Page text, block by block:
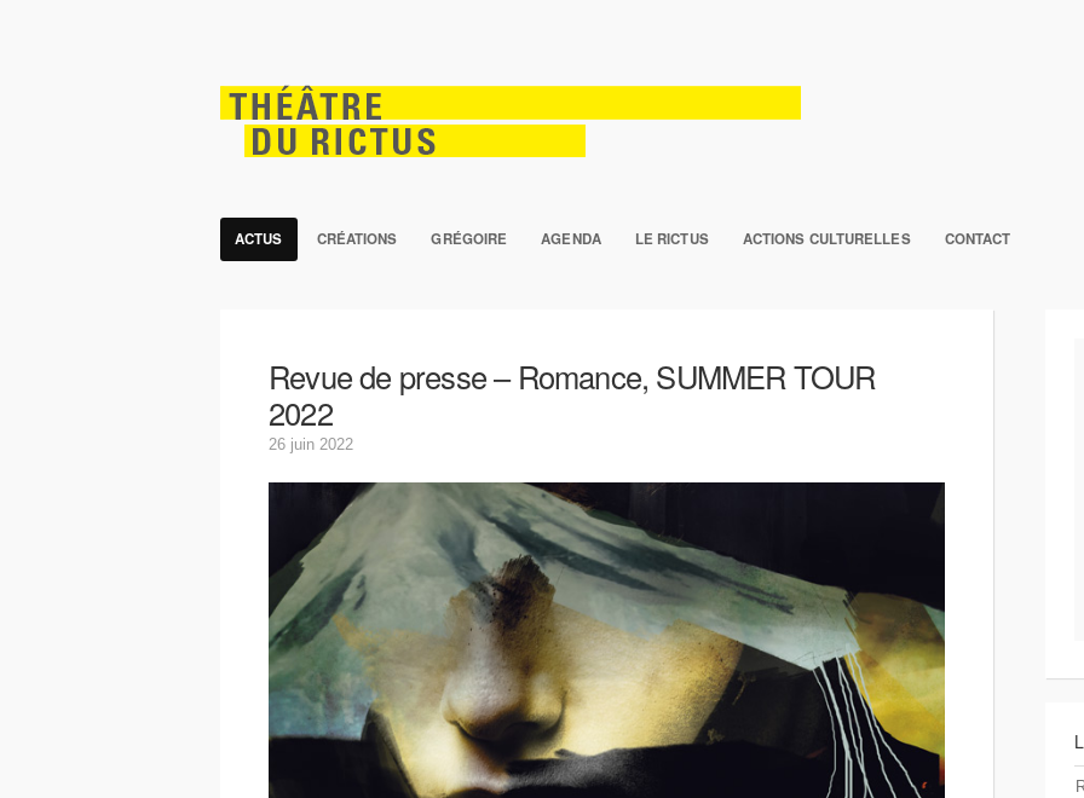
ACTUS CRÉATIONS GRÉGOIRE AGENDA LE RICTUS ACTIONS CULTURELLES CONTACT
Revue de presse – Romance, SUMMER TOUR
2022
26 juin 2022